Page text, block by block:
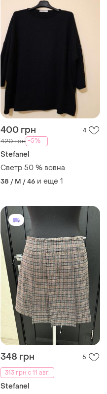
400 грн 4
420 грн -5%
Stefanel
Светр 50 % вовна
38 / M / 46 и еще 1
348 грн
5
313 грн с 11 авг.
Stefanel